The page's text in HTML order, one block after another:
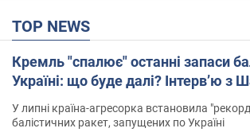
TOP NEWS
Кремль "спалює" останні запаси
Україні: що буде далі? Інтерв’ю з
У липні країна-агресорка встановила
балістичних ракет, запущених по Україні